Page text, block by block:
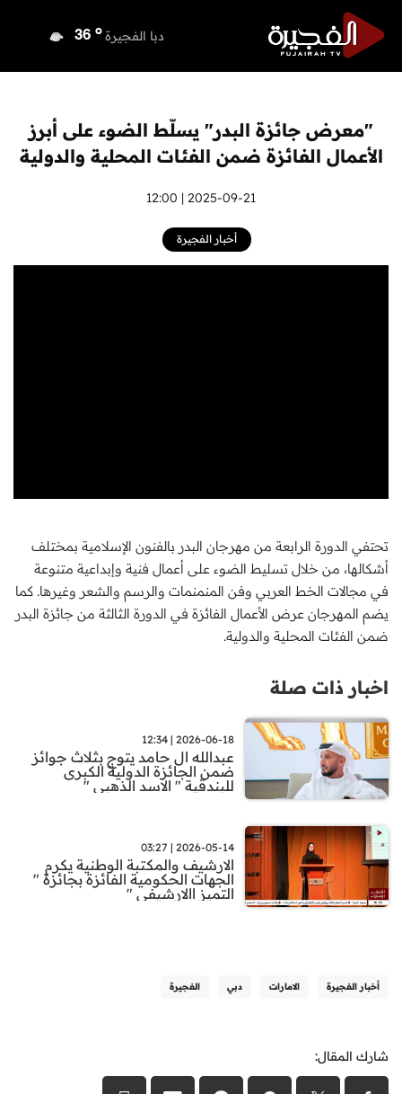
دبا الفجيرة 36 o
أم القيوين o
راس الخيمة 36 o
الفجيرة
"معرض جائزة البدر" يسلّط الضوء على أبرز
الأعمال الفائزة ضمن الفئات المحلية والدولية
2025-09-21 | 12:00
أخبار الفجيرة
تحتفي الدورة الرابعة من مهرجان البدر بالفنون الإسلامية بمختلف
أشكالها، من خلال تسليط الضوء على أعمال فنية وإبداعية متنوعة
في مجالات الخط العربي وفن المنمنمات والرسم والشعر وغيرها. كما
يضم المهرجان عرض الأعمال الفائزة في الدورة الثالثة من جائزة البدر
ضمن الفئات المحلية والدولية.
اخبار ذات صلة
2026-06-18 | 12:34
عبدالله ال حامد يتوج بثلاث جوائز
ضمن الجائزة الدولية الكبرى
للبندقية " الاسد الذهبي "
2026-05-14 | 03:27
الارشيف والمكتبة الوطنية يكرم
الجهات الحكومية الفائزة بجائزة "
التميز االارشيفي "
أخبار الفجيرة الامارات دبي الفجيرة
شارك المقال: